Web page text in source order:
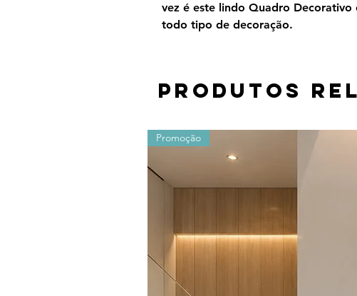
vez é este lindo Quadro
todo tipo de decoração.
Os valores sofrem alterações devido ao
Produtos
Promoção